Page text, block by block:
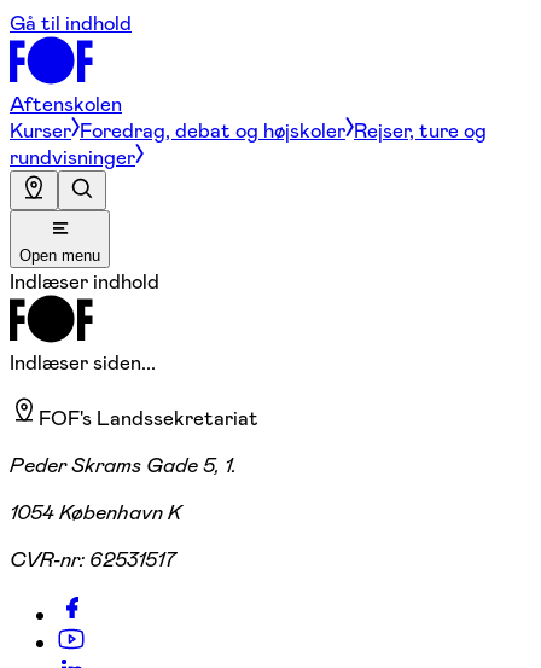
Gå til indhold
Aftenskolen
Kurser Foredrag, debat og højskoler Rejser, ture og
rundvisninger
Open menu
Indlæser indhold
Indlæser siden...
FOF's Landssekretariat
Peder Skrams Gade 5, 1.
1054 København K
CVR-nr: 62531517